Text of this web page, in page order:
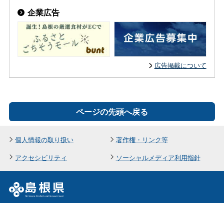
企業広告
広告掲載について
ページの先頭へ戻る
個人情報の取り扱い
著作権・リンク等
アクセシビリティ
ソーシャルメディア利用指針